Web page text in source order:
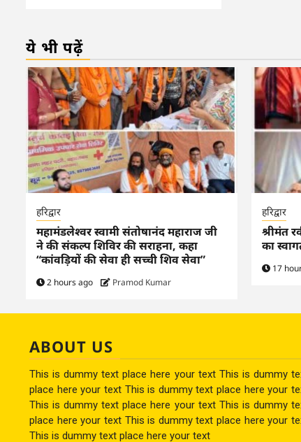
ये भी पढ़ें
हरिद्वार
महामंडलेश्वर स्वामी संतोषानंद महाराज जी
ने की संकल्प शिविर की सराहना, कहा
“कांवड़ियों की सेवा ही सच्ची शिव सेवा”
2 hours ago Pramod Kumar
हरिद्वार
श्रीमंत
का
17
ABOUT US
This is dummy text place here your text This is dummy
place here your text This is dummy text place here your
This is dummy text place here your text This is dummy
place here your text This is dummy text place here your
This is dummy text place here your text